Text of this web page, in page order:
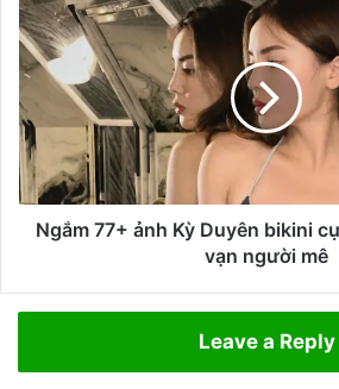
g
á
i
l
ớ
p
7
m
i
n
g
ắ
m
7
7
+
ả
n
ê
Ngắm 77+ ảnh Kỳ Duyên bikini
vạn người mê
Leave a Reply